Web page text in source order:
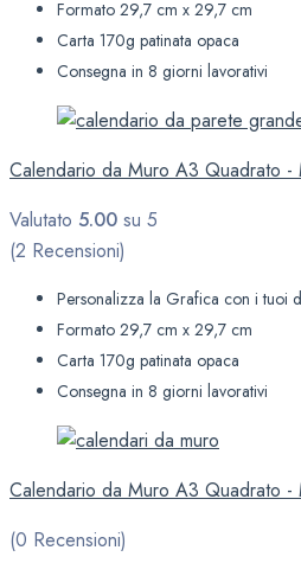
Formato 29,7 cm x 29,7 cm
Carta 170g patinata opaca
Consegna in 8 giorni lavorativi
Calendario da Muro A3 Quadrato -
Valutato 5.00 su 5
(2 Recensioni)
Personalizza la Grafica con i tuoi
Formato 29,7 cm x 29,7 cm
Carta 170g patinata opaca
Consegna in 8 giorni lavorativi
Calendario da Muro A3 Quadrato -
(0 Recensioni)